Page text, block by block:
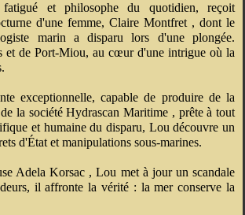
fatigué et philosophe du quotidien, reçoit
d'une femme, Claire Montfret , dont le
marin a disparu lors d'une plongée.
et de Port‑Miou, au cœur d'une intrigue où la
exceptionnelle, capable de produire de la
la société Hydrascan Maritime , prête à tout
et humaine du disparu, Lou découvre un
d'État et manipulations sous-marines.
Adela Korsac , Lou met à jour un scandale
il affronte la vérité : la mer conserve la